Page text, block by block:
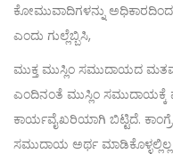
ಕೋಮುವಾದಿಗಳನ್ನು
ಎಂದು ಗುಲ್ಲೆಬ್ಬಿಸಿ,
ಮುಕ್ತ ಮುಸ್ಲಿಂ ಸಮುದಾಯದ
ಎಂದಿನಂತೆ ಮುಸ್ಲಿಂ ಸಮುದಾಯಕ್ಕೆ
ಕಾರ್ಯವೈಖರಿಯಾಗಿ ಬಿಟ್ಟಿದೆ.
ಸಮುದಾಯ ಅರ್ಥ